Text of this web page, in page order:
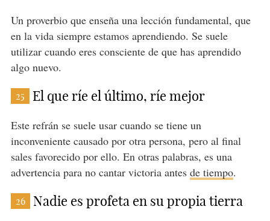
Un proverbio que enseña una lección fundamental, que
en la vida siempre estamos aprendiendo. Se suele
utilizar cuando eres consciente de que has aprendido
algo nuevo.
25 El que ríe el último, ríe mejor
Este refrán se suele usar cuando se tiene un
inconveniente causado por otra persona, pero al final
sales favorecido por ello. En otras palabras, es una
advertencia para no cantar victoria antes de tiempo.
26 Nadie es profeta en su propia tierra